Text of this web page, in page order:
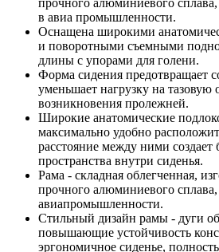
в авиа промышленности.
Оснащена широкими
и поворотными съемными
длины с упорами для голени.
Форма сидения предотвращает
уменьшает нагрузку на тазовую
возникновения пролежней.
Широкие анатомические
максимально удобно
расстояние между ними создает
пространства внутри сиденья.
Рама - складная облегченная,
прочного алюминиевого
авиапромышленности.
Стильный дизайн рамы - дуги
повышающие устойчивость
эргономичное сиденье,